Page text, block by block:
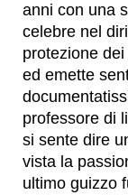
anni con una
celebre nel
protezione
ed emette
professore di
si sente dire
vista la
ultimo guizzo